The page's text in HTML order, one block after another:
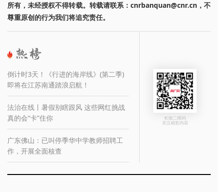
所有，未经授权不得转载。转载请联系：cnrbanquan@cnr.cn，不
尊重原创的行为我们将追究责任。
倒计时3天！《行进的海岸线》(第二季)
即将在江苏南通踏浪启航！
法治在线丨暑假别瞎跟风 这些网红挑战
真的会“卡”住你
广东佛山：已叫停季华中学教师招聘工
作，开展全面核查
长按二维码
关注精彩内容